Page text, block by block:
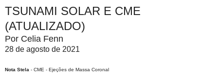
TSUNAMI SOLAR E CME
(ATUALIZADO)
Por Celia Fenn
28 de agosto de 2021
Nota Stela - CME - Ejeções de Massa Coronal